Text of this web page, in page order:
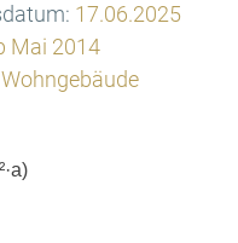
17.06.2025
Mai 2014
Wohngebäude